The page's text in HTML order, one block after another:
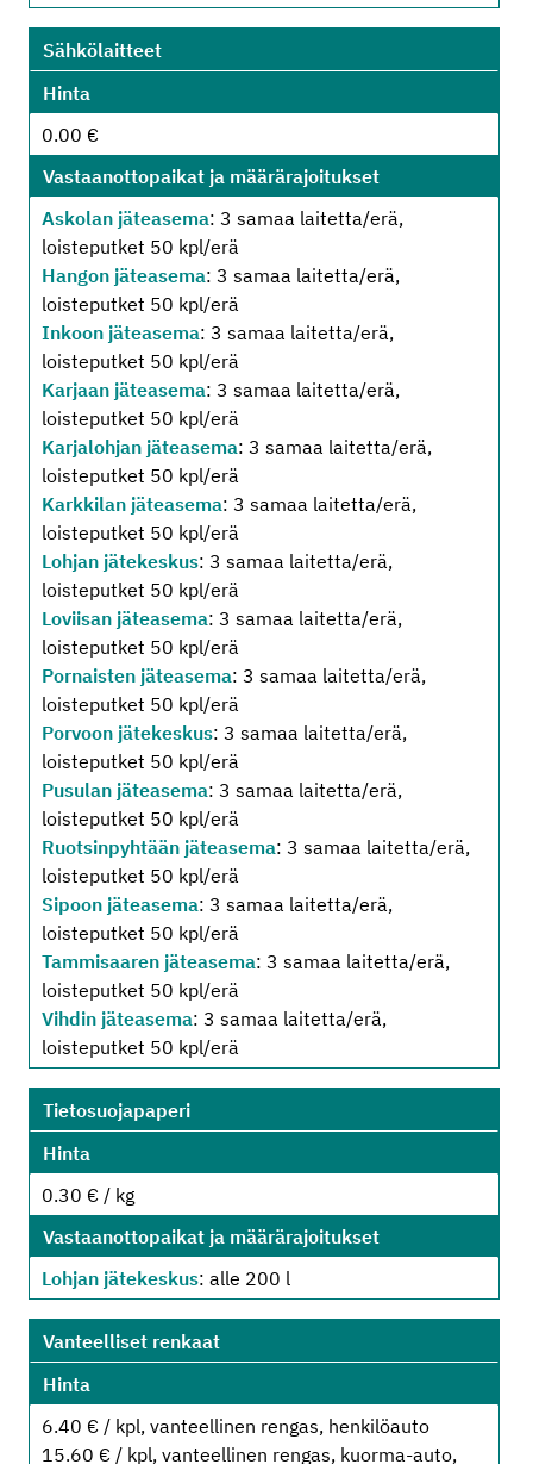
Sähkölaitteet
Hinta
0.00 €
Vastaanottopaikat ja määrärajoitukset
Askolan jäteasema: 3 samaa laitetta/erä,
loisteputket 50 kpl/erä
Hangon jäteasema: 3 samaa laitetta/erä,
loisteputket 50 kpl/erä
Inkoon jäteasema: 3 samaa laitetta/erä,
loisteputket 50 kpl/erä
Karjaan jäteasema: 3 samaa laitetta/erä,
loisteputket 50 kpl/erä
Karjalohjan jäteasema: 3 samaa laitetta/erä,
loisteputket 50 kpl/erä
Karkkilan jäteasema: 3 samaa laitetta/erä,
loisteputket 50 kpl/erä
Lohjan jätekeskus: 3 samaa laitetta/erä,
loisteputket 50 kpl/erä
Loviisan jäteasema: 3 samaa laitetta/erä,
loisteputket 50 kpl/erä
Pornaisten jäteasema: 3 samaa laitetta/erä,
loisteputket 50 kpl/erä
Porvoon jätekeskus: 3 samaa laitetta/erä,
loisteputket 50 kpl/erä
Pusulan jäteasema: 3 samaa laitetta/erä,
loisteputket 50 kpl/erä
Ruotsinpyhtään jäteasema: 3 samaa laitetta/erä,
loisteputket 50 kpl/erä
Sipoon jäteasema: 3 samaa laitetta/erä,
loisteputket 50 kpl/erä
Tammisaaren jäteasema: 3 samaa laitetta/erä,
loisteputket 50 kpl/erä
Vihdin jäteasema: 3 samaa laitetta/erä,
loisteputket 50 kpl/erä
Tietosuojapaperi
Hinta
0.30 € / kg
Vastaanottopaikat ja määrärajoitukset
Lohjan jätekeskus: alle 200 l
Vanteelliset renkaat
Hinta
6.40 € / kpl, vanteellinen rengas, henkilöauto
15.60 € / kpl, vanteellinen rengas, kuorma-auto,